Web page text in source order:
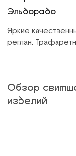
Эльдорадо
Яркие
реглан.
Обзор
изделий